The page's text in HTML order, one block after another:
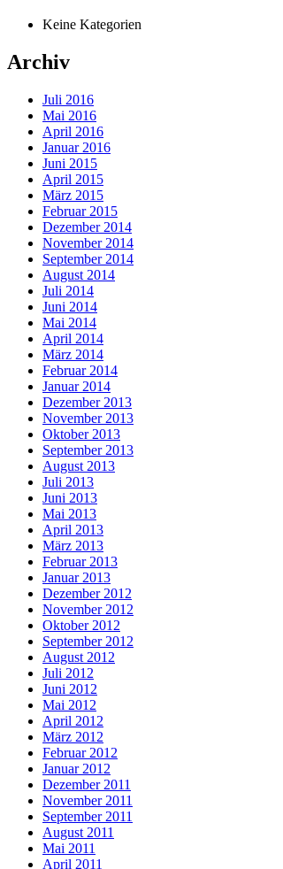
Keine Kategorien
Archiv
Juli 2016
Mai 2016
April 2016
Januar 2016
Juni 2015
April 2015
März 2015
Februar 2015
Dezember 2014
November 2014
September 2014
August 2014
Juli 2014
Juni 2014
Mai 2014
April 2014
März 2014
Februar 2014
Januar 2014
Dezember 2013
November 2013
Oktober 2013
September 2013
August 2013
Juli 2013
Juni 2013
Mai 2013
April 2013
März 2013
Februar 2013
Januar 2013
Dezember 2012
November 2012
Oktober 2012
September 2012
August 2012
Juli 2012
Juni 2012
Mai 2012
April 2012
März 2012
Februar 2012
Januar 2012
Dezember 2011
November 2011
September 2011
August 2011
Mai 2011
April 2011